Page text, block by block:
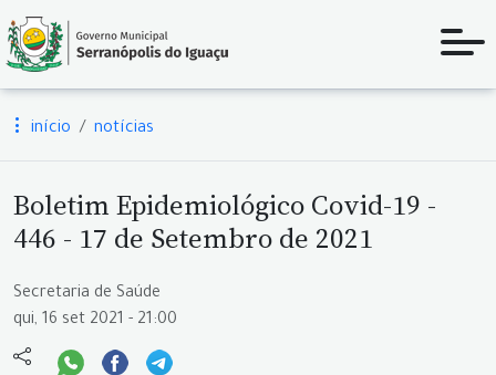
início notícias
Boletim Epidemiológico Covid-19 -
446 - 17 de Setembro de 2021
Secretaria de Saúde
qui, 16 set 2021 - 21:00